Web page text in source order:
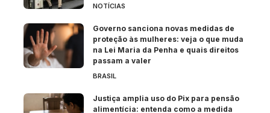
NOTÍCIAS
Governo sanciona novas medidas de
proteção às mulheres: veja o que muda
na Lei Maria da Penha e quais direitos
passam a valer
BRASIL
Justiça amplia uso do Pix para pensão
alimentícia: entenda como a medida